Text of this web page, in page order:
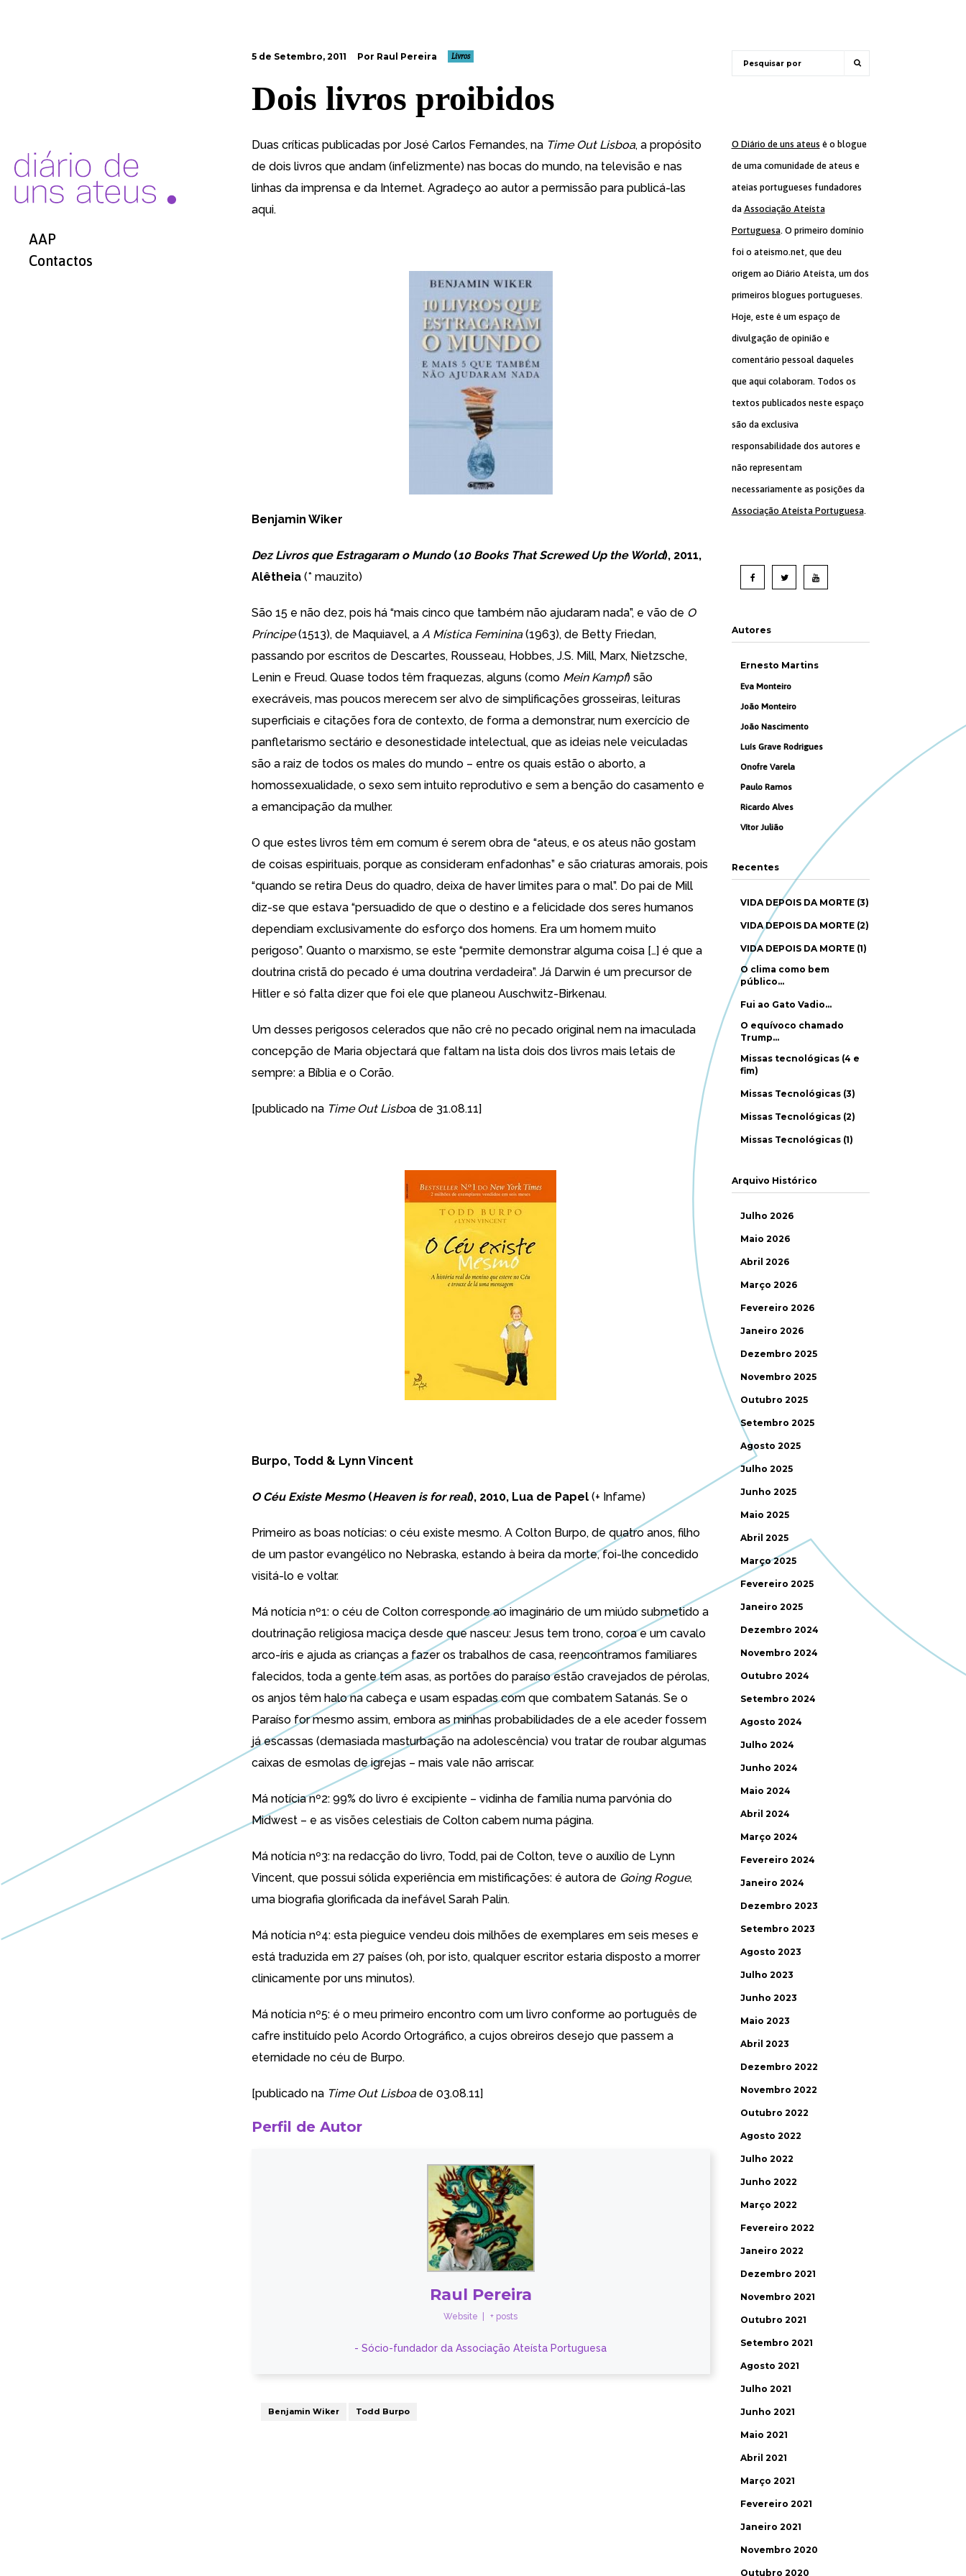
AAP
Contactos
5 de Setembro, 2011 Por Raul Pereira Livros
Dois livros proibidos
Duas críticas publicadas por José Carlos Fernandes, na Time Out Lisboa, a propósito
de dois livros que andam (infelizmente) nas bocas do mundo, na televisão e nas
linhas da imprensa e da Internet. Agradeço ao autor a permissão para publicá-las
aqui.
Benjamin Wiker
Dez Livros que Estragaram o Mundo(10 Books That Screwed Up the World), 2011,
Alêtheia (* mauzito)
São 15 e não dez, pois há “mais cinco que também não ajudaram nada”, e vão de O
Príncipe(1513), de Maquiavel, a A Mística Feminina(1963), de Betty Friedan,
passando por escritos de Descartes, Rousseau, Hobbes, J.S. Mill, Marx, Nietzsche,
Lenin e Freud. Quase todos têm fraquezas, alguns (como Mein Kampf) são
execráveis, mas poucos merecem ser alvo de simplificações grosseiras, leituras
superficiais e citações fora de contexto, de forma a demonstrar, num exercício de
panfletarismo sectário e desonestidade intelectual, que as ideias nele veiculadas
são a raiz de todos os males do mundo – entre os quais estão o aborto, a
homossexualidade, o sexo sem intuito reprodutivo e sem a benção do casamento e
a emancipação da mulher.
O que estes livros têm em comum é serem obra de “ateus, e os ateus não gostam
de coisas espirituais, porque as consideram enfadonhas” e são criaturas amorais, pois
“quando se retira Deus do quadro, deixa de haver limites para o mal”. Do pai de Mill
diz-se que estava “persuadido de que o destino e a felicidade dos seres humanos
dependiam exclusivamente do esforço dos homens. Era um homem muito
perigoso”. Quanto o marxismo, se este “permite demonstrar alguma coisa […] é que a
doutrina cristã do pecado é uma doutrina verdadeira”. Já Darwin é um precursor de
Hitler e só falta dizer que foi ele que planeou Auschwitz-Birkenau.
Um desses perigosos celerados que não crê no pecado original nem na imaculada
concepção de Maria objectará que faltam na lista dois dos livros mais letais de
sempre: a Bíblia e o Corão.
[publicado na Time Out Lisboa de 31.08.11]
Burpo, Todd & Lynn Vincent
O Céu Existe Mesmo(Heaven is for real), 2010, Lua de Papel (+ Infame)
Primeiro as boas notícias: o céu existe mesmo. A Colton Burpo, de quatro anos, filho
de um pastor evangélico no Nebraska, estando à beira da morte, foi-lhe concedido
visitá-lo e voltar.
Má notícia nº1: o céu de Colton corresponde ao imaginário de um miúdo submetido a
doutrinação religiosa maciça desde que nasceu: Jesus tem trono, coroa e um cavalo
arco-íris e ajuda as crianças a fazer os trabalhos de casa, reencontramos familiares
falecidos, toda a gente tem asas, as portões do paraíso estão cravejados de pérolas,
os anjos têm halo na cabeça e usam espadas com que combatem Satanás. Se o
Paraíso for mesmo assim, embora as minhas probabilidades de a ele aceder fossem
já escassas (demasiada masturbação na adolescência) vou tratar de roubar algumas
caixas de esmolas de igrejas – mais vale não arriscar.
Má notícia nº2: 99% do livro é excipiente – vidinha de família numa parvónia do
Midwest – e as visões celestiais de Colton cabem numa página.
Má notícia nº3: na redacção do livro, Todd, pai de Colton, teve o auxílio de Lynn
Vincent, que possui sólida experiência em mistificações: é autora de Going Rogue,
uma biografia glorificada da inefável Sarah Palin.
Má notícia nº4: esta pieguice vendeu dois milhões de exemplares em seis meses e
está traduzida em 27 países (oh, por isto, qualquer escritor estaria disposto a morrer
clinicamente por uns minutos).
Má notícia nº5: é o meu primeiro encontro com um livro conforme ao português de
cafre instituído pelo Acordo Ortográfico, a cujos obreiros desejo que passem a
eternidade no céu de Burpo.
[publicado na Time Out Lisboade 03.08.11]
Perfil de Autor
Raul Pereira
Website + posts
- Sócio-fundador da Associação Ateísta Portuguesa
Benjamin Wiker Todd Burpo
O Diário de uns ateus é o blogue
de uma comunidade de ateus e
ateias portugueses fundadores
da Associação Ateísta
Portuguesa. O primeiro domínio
foi o ateismo.net, que deu
origem ao Diário Ateísta, um dos
primeiros blogues portugueses.
Hoje, este é um espaço de
divulgação de opinião e
comentário pessoal daqueles
que aqui colaboram. Todos os
textos publicados neste espaço
são da exclusiva
responsabilidade dos autores e
não representam
necessariamente as posições da
Associação Ateísta Portuguesa.
Autores
Ernesto Martins
Eva Monteiro
João Monteiro
João Nascimento
Luís Grave Rodrigues
Onofre Varela
Paulo Ramos
Ricardo Alves
Vítor Julião
Recentes
VIDA DEPOIS DA MORTE (3)
VIDA DEPOIS DA MORTE (2)
VIDA DEPOIS DA MORTE (1)
O clima como bem
público…
Fui ao Gato Vadio…
O equívoco chamado
Trump…
Missas tecnológicas (4 e
fim)
Missas Tecnológicas (3)
Missas Tecnológicas (2)
Missas Tecnológicas (1)
Arquivo Histórico
Julho 2026
Maio 2026
Abril 2026
Março 2026
Fevereiro 2026
Janeiro 2026
Dezembro 2025
Novembro 2025
Outubro 2025
Setembro 2025
Agosto 2025
Julho 2025
Junho 2025
Maio 2025
Abril 2025
Março 2025
Fevereiro 2025
Janeiro 2025
Dezembro 2024
Novembro 2024
Outubro 2024
Setembro 2024
Agosto 2024
Julho 2024
Junho 2024
Maio 2024
Abril 2024
Março 2024
Fevereiro 2024
Janeiro 2024
Dezembro 2023
Setembro 2023
Agosto 2023
Julho 2023
Junho 2023
Maio 2023
Abril 2023
Dezembro 2022
Novembro 2022
Outubro 2022
Agosto 2022
Julho 2022
Junho 2022
Março 2022
Fevereiro 2022
Janeiro 2022
Dezembro 2021
Novembro 2021
Outubro 2021
Setembro 2021
Agosto 2021
Julho 2021
Junho 2021
Maio 2021
Abril 2021
Março 2021
Fevereiro 2021
Janeiro 2021
Novembro 2020
Outubro 2020